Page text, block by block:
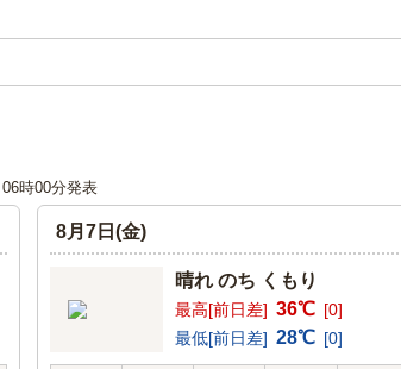
時00分発表
8月7日(金)
晴れ のち くもり
最高[前日差] 36℃ [0]
最低[前日差] 28℃ [0]